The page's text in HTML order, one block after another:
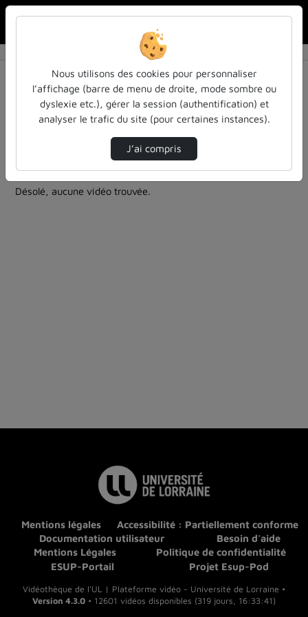
Résultats de la recherche
Filtres actifs (cliquer pour en retirer) :
cours-formations
pass-las
pass-las
enseignement-superieur
passlas
0 vidéo trouvée
Désolé, aucune vidéo trouvée.
Mentions légales
Accessibilité : Partiellement conforme
Documentation utilisateur
Besoin d'aide
Mentions Légales
Politique de confidentialité
ESUP-Portail
Projet Esup-Pod
Vidéothèque de l'UL | Plateforme vidéo - Université de Lorraine •
Version 4.3.0 • 12601 vidéos disponibles (319 jours, 16:33:41)
Nous utilisons des cookies pour personnaliser
l’affichage (barre de menu de droite, mode sombre ou
dyslexie etc.), gérer la session (authentification) et
analyser le trafic du site (pour certaines instances).
J’ai compris